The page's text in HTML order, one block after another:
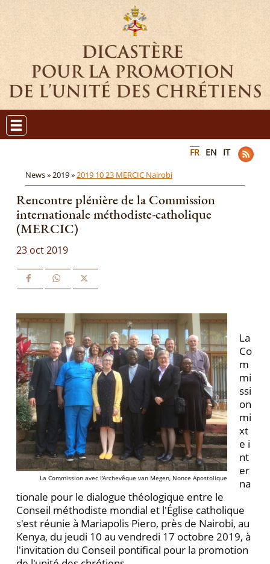
FR EN IT
News »2019 »2019 10 23 MERCIC Nairobi
Rencontre plénière de la Commission
internationale méthodiste-catholique
(MERCIC)
23 oct 2019
La Commission avec l'Archevêque van Megen, Nonce Apostolique
La
Co
m
mi
ssi
on
mi
xt
e i
nt
er
na
tionale pour le dialogue théologique entre le
Conseil méthodiste mondial et l'Église catholique
s'est réunie à Mariapolis Piero, près de Nairobi, au
Kenya, du jeudi 10 au vendredi 17 octobre 2019, à
l'invitation du Conseil pontifical pour la promotion